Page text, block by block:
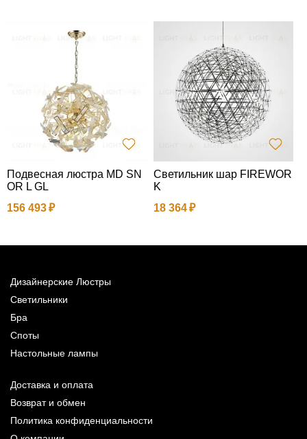
Подвесная люстра MD SN
OR L GL
156 493
Светильник шар FIREWOR
K
18 364
Дизайнерские Люстры
Светильники
Бра
Споты
Настольные лампы
Доставка и оплата
Возврат и обмен
Политика конфиденциальности